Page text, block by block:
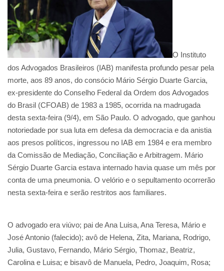
O Instituto
dos Advogados Brasileiros (IAB) manifesta profundo pesar pela
morte, aos 89 anos, do consócio Mário Sérgio Duarte Garcia,
ex-presidente do Conselho Federal da Ordem dos Advogados
do Brasil (CFOAB) de 1983 a 1985, ocorrida na madrugada
desta sexta-feira (9/4), em São Paulo. O advogado, que ganhou
notoriedade por sua luta em defesa da democracia e da anistia
aos presos políticos, ingressou no IAB em 1984 e era membro
da Comissão de Mediação, Conciliação e Arbitragem. Mário
Sérgio Duarte Garcia estava internado havia quase um mês por
conta de uma pneumonia. O velório e o sepultamento ocorrerão
nesta sexta-feira e serão restritos aos familiares.
O advogado era viúvo; pai de Ana Luisa, Ana Teresa, Mário e
José Antonio (falecido); avô de Helena, Zita, Mariana, Rodrigo,
Julia, Gustavo, Fernando, Mário Sérgio, Thomaz, Beatriz,
Carolina e Luisa; e bisavô de Manuela, Pedro, Joaquim, Rosa;